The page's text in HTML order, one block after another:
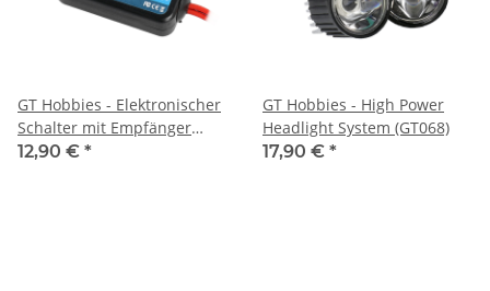
GT Hobbies - Elektronischer
Schalter mit Empfänger
Kanal schaltbar (GT113)
12,90 € *
GT Hobbies - High Power
Headlight System (GT068)
17,90 € *